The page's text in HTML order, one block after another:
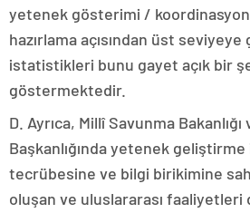
yetenek gösterimi /
hazırlama açısından üst
istatistikleri bunu gayet açık bir
göstermektedir.
D. Ayrıca, Millî Savunma
Başkanlığında yetenek geliştirme
tecrübesine ve bilgi birikimine
oluşan ve uluslararası